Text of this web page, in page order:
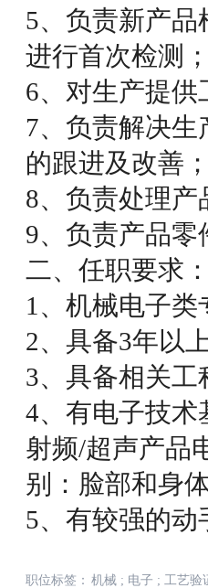
5、负责新产品
进行首次检测；
6、对生产提
7、负责解决
的跟进及改善；
8、负责处理
9、负责产品零
二、任职要求：
1、机械电子
2、具备3年以
3、具备相关
4、有电子技术
射频/超声产品
别：脸部和身
5、有较强的
职位标签： 机械 ; 电子 ; 工艺验